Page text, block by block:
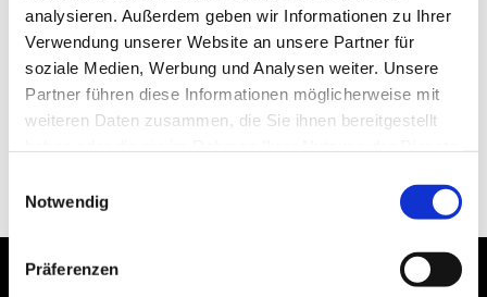
analysieren. Außerdem geben wir Informationen zu Ihrer
Verwendung unserer Website an unsere Partner für
soziale Medien, Werbung und Analysen weiter. Unsere
Partner führen diese Informationen möglicherweise mit
weiteren Daten zusammen, die Sie ihnen bereitgestellt
Notwendig
Präferenzen